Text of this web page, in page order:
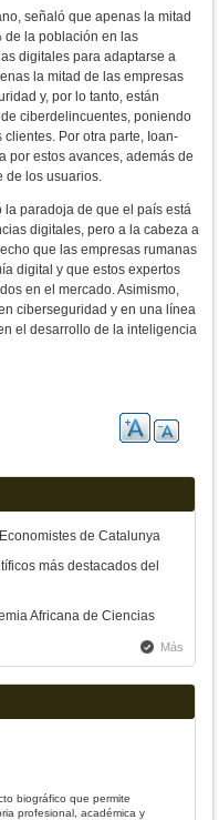
señaló que apenas la mitad
de la población en las
digitales para adaptarse a
la mitad de las empresas
y, por lo tanto, están
ciberdelincuentes, poniendo
clientes. Por otra parte, Ioan-
por estos avances, además de
de los usuarios.
la paradoja de que el país está
digitales, pero a la cabeza a
que las empresas rumanas
digital y que estos expertos
en el mercado. Asimismo,
ciberseguridad y en una línea
el desarrollo de la inteligencia
de Catalunya
más destacados del
Africana de Ciencias
Más
biográfico que permite
profesional, académica y